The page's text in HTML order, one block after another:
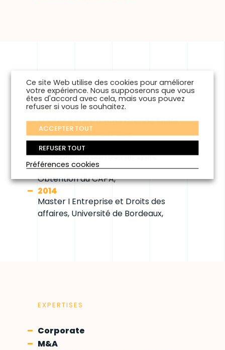
FORMATIONS
2019
Master II Programme Grande École,
KEDGE Business School,,
2019
Admission au Barreau de Lyon,
2018
Obtention du CAPA,
2014
Master I Entreprise et Droits des
affaires, Université de Bordeaux,
EXPERTISES
Corporate
M&A
Ce site Web utilise des cookies pour améliorer
votre expérience. Nous supposerons que vous
êtes d'accord avec cela, mais vous pouvez
refuser si vous le souhaitez.
ACCEPTER TOUT
REFUSER TOUT
Préférences cookies